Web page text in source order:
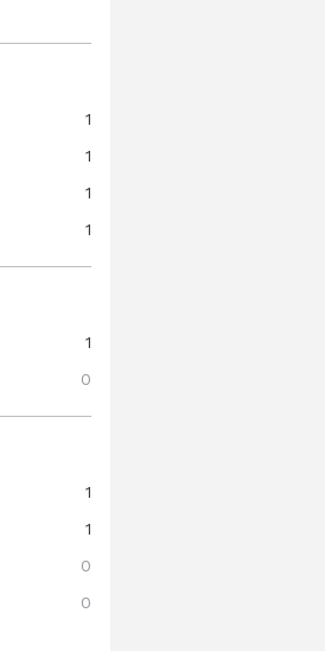
1
1
1
1
1
0
1
1
0
0